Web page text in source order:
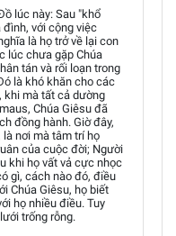
lúc này: Sau "khổ
đình, với cộng việc
là họ trở về lại con
lúc chưa gặp Chúa
tán và rối loạn trong
là khó khăn cho các
khi mà tất cả dường
Chúa Giêsu đã
đồng hành. Giờ đây,
là nơi mà tâm trí họ
của cuộc đời; Người
khi họ vất vả cực nhọc
gì, cách nào đó, điều
Chúa Giêsu, họ biết
họ nhiều điều. Tuy
trống rỗng.